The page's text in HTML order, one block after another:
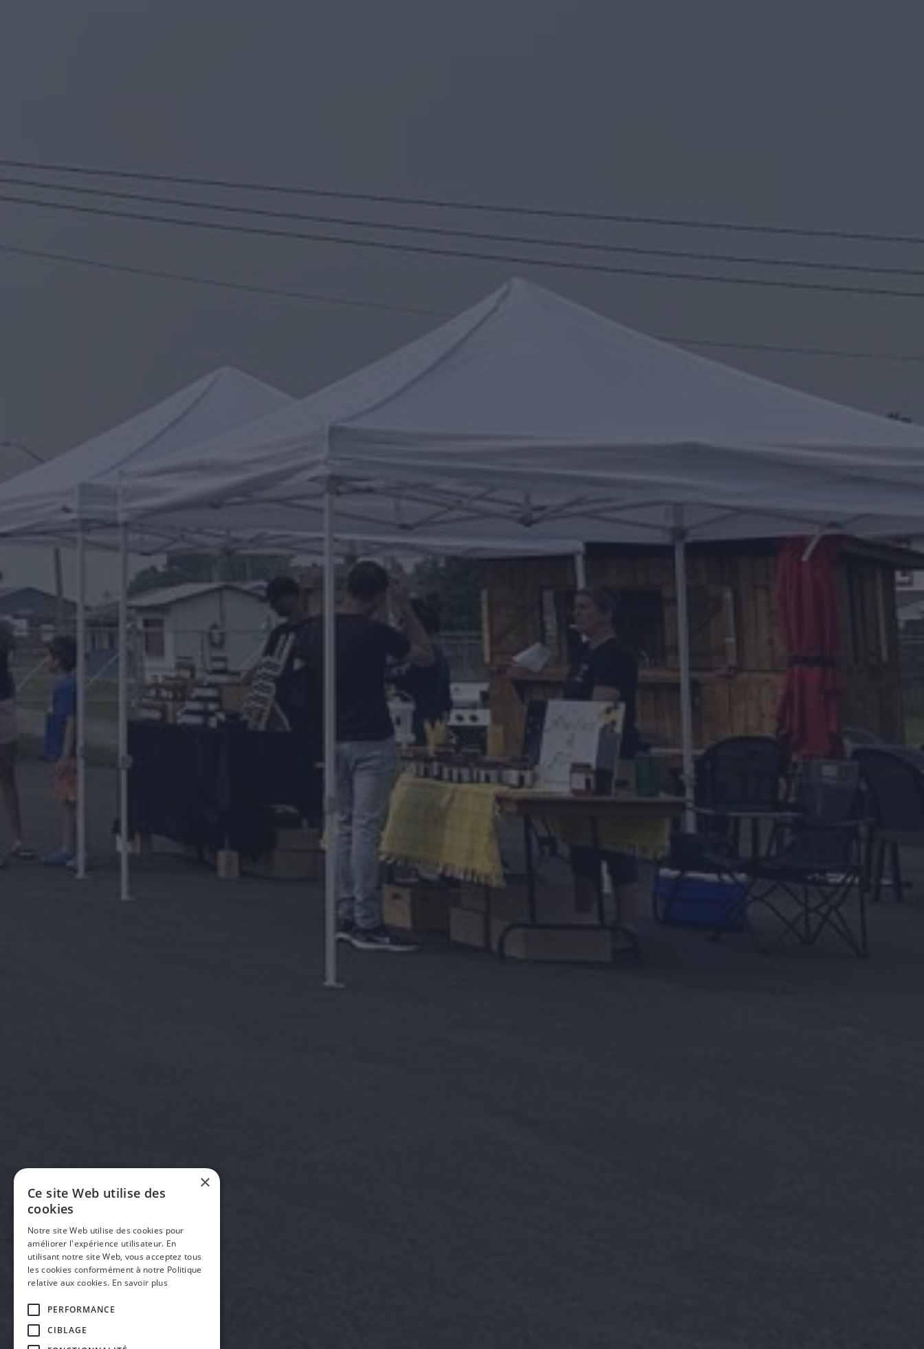
×
Ce site Web utilise des
cookies
Notre site Web utilise des cookies pour
améliorer l'expérience utilisateur. En
utilisant notre site Web, vous acceptez tous
les cookies conformément à notre Politique
relative aux cookies. En savoir plus
PERFORMANCE
CIBLAGE